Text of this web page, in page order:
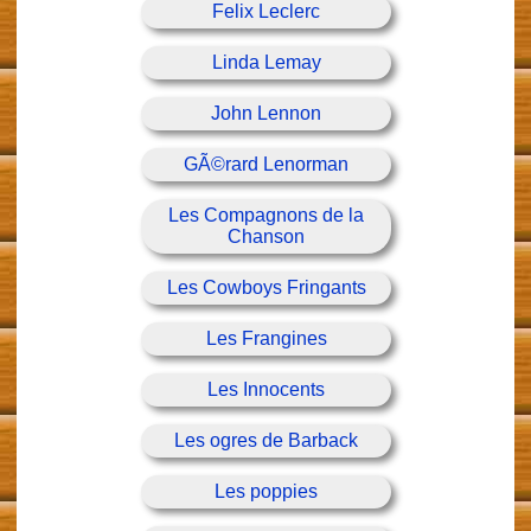
Felix Leclerc
Linda Lemay
John Lennon
GÃ©rard Lenorman
Les Compagnons de la
Chanson
Les Cowboys Fringants
Les Frangines
Les Innocents
Les ogres de Barback
Les poppies